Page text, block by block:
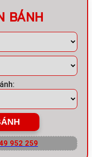
BÁNH
952 259